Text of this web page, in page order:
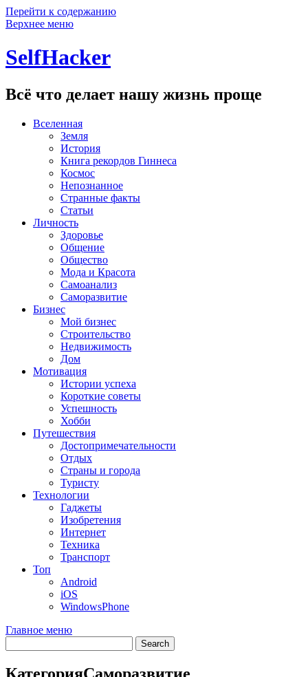
Перейти к содержанию
Верхнее меню
SelfHacker
Всё что делает нашу жизнь проще
Вселенная
Земля
История
Книга рекордов Гиннеса
Космос
Непознанное
Странные факты
Статьи
Личность
Здоровье
Общение
Общество
Мода и Красота
Самоанализ
Саморазвитие
Бизнес
Мой бизнес
Строительство
Недвижимость
Дом
Мотивация
Истории успеха
Короткие советы
Успешность
Хобби
Путешествия
Достопримечательности
Отдых
Страны и города
Туристу
Технологии
Гаджеты
Изобретения
Интернет
Техника
Транспорт
Топ
Android
iOS
WindowsPhone
Главное меню
КатегорияСаморазвитие